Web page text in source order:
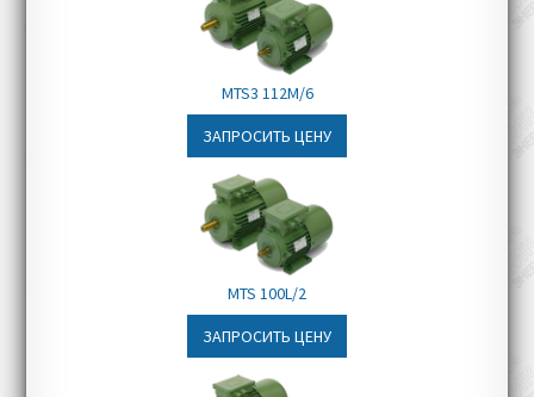
MTS3 112M/6
ЗАПРОСИТЬ ЦЕНУ
MTS 100L/2
ЗАПРОСИТЬ ЦЕНУ